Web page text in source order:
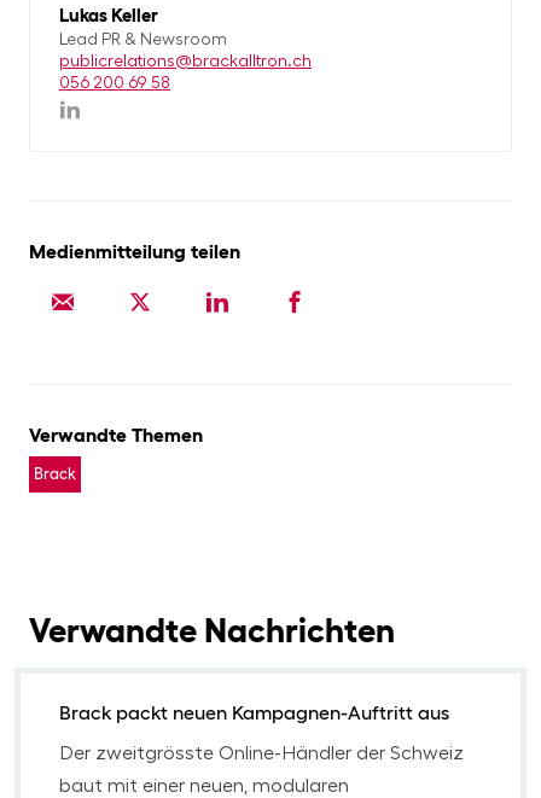
Lukas Keller
Lead PR & Newsroom
publicrelations@brackalltron.ch
056 200 69 58
Medienmitteilung teilen
Verwandte Themen
Brack
Verwandte Nachrichten
Brack packt neuen Kampagnen-Auftritt aus
Der zweitgrösste Online-Händler der Schweiz
baut mit einer neuen, modularen